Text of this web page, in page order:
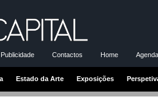
Publicidade Contactos Home
Estado da Arte Exposições